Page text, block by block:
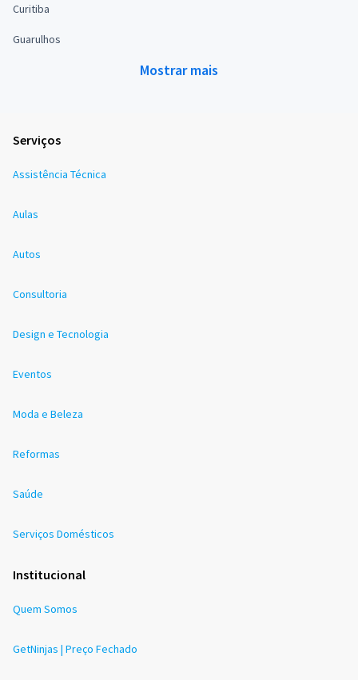
Curitiba
Guarulhos
Mostrar mais
Serviços
Assistência Técnica
Aulas
Autos
Consultoria
Design e Tecnologia
Eventos
Moda e Beleza
Reformas
Saúde
Serviços Domésticos
Institucional
Quem Somos
GetNinjas | Preço Fechado